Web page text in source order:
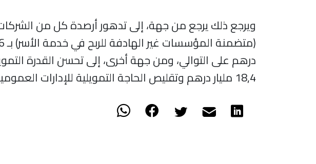
ويرجع ذلك يرجع من جهة، إلى تدهور أرصدة كل من الشركات
درهم على التوالي، ومن جهة أخرى، إلى تحسن القدرة
18,4 مليار درهم وتقليص الحاجة التمويلية للإدارات العمومية ب 3,8 مليار درهم.